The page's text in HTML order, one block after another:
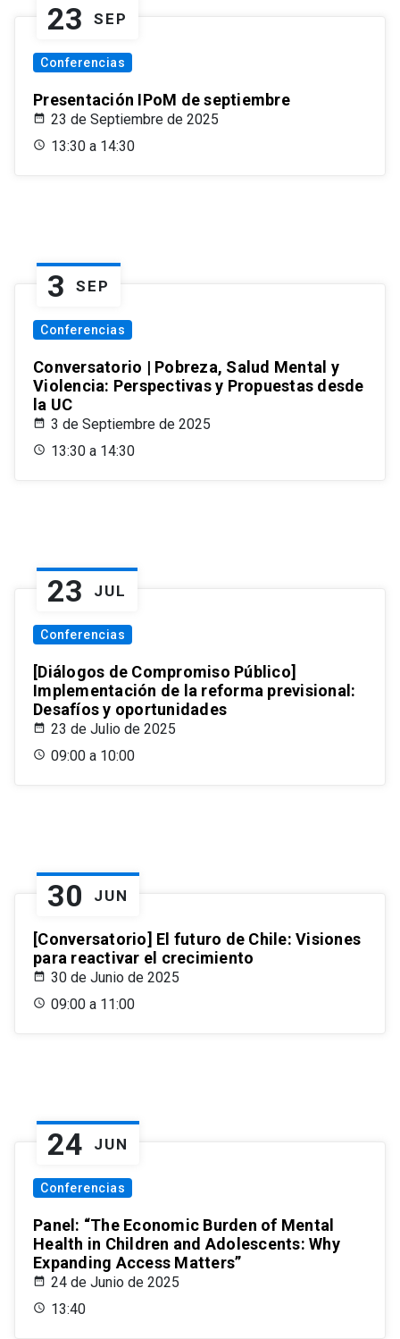
23 SEP
Conferencias
Presentación IPoM de septiembre
23 de Septiembre de 2025
13:30 a 14:30
3 SEP
Conferencias
Conversatorio | Pobreza, Salud Mental y
Violencia: Perspectivas y Propuestas desde
la UC
3 de Septiembre de 2025
13:30 a 14:30
23 JUL
Conferencias
[Diálogos de Compromiso Público]
Implementación de la reforma previsional:
Desafíos y oportunidades
23 de Julio de 2025
09:00 a 10:00
30 JUN
[Conversatorio] El futuro de Chile: Visiones
para reactivar el crecimiento
30 de Junio de 2025
09:00 a 11:00
24 JUN
Conferencias
Panel: “The Economic Burden of Mental
Health in Children and Adolescents: Why
Expanding Access Matters”
24 de Junio de 2025
13:40